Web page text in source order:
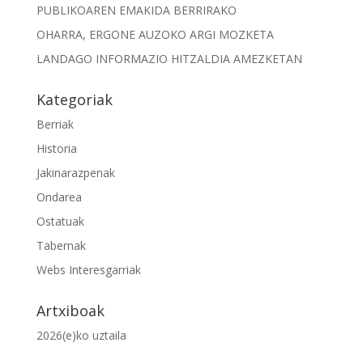
PUBLIKOAREN EMAKIDA BERRIRAKO
OHARRA, ERGONE AUZOKO ARGI MOZKETA
LANDAGO INFORMAZIO HITZALDIA AMEZKETAN
Kategoriak
Berriak
Historia
Jakinarazpenak
Ondarea
Ostatuak
Tabernak
Webs Interesgarriak
Artxiboak
2026(e)ko uztaila